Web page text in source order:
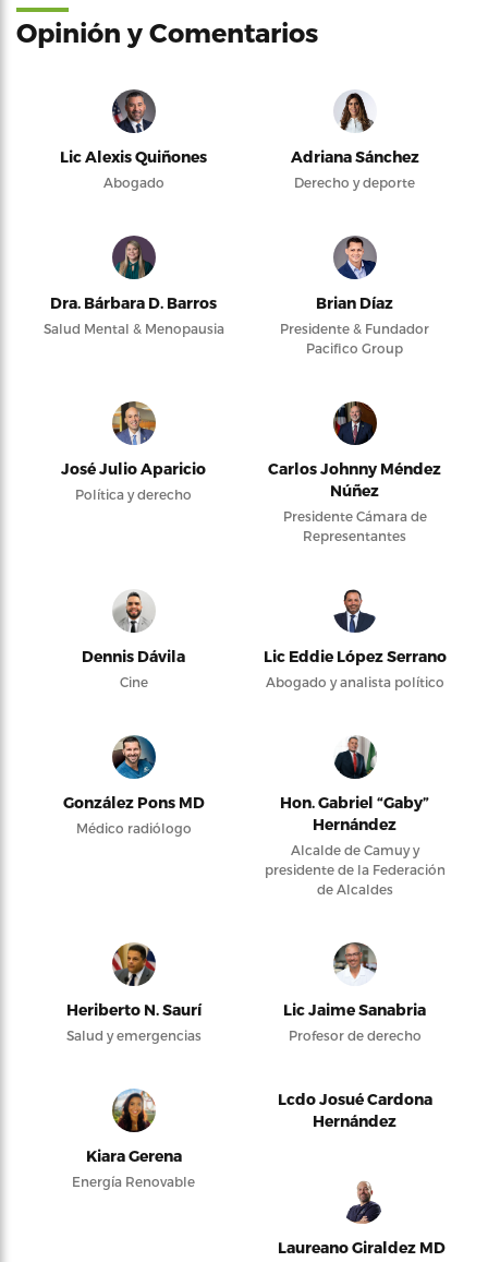
Opinión y Comentarios
Lic Alexis Quiñones
Abogado
Adriana Sánchez
Derecho y deporte
Dra. Bárbara D. Barros
Salud Mental & Menopausia
Brian Díaz
Presidente & Fundador
Pacifico Group
José Julio Aparicio
Política y derecho
Carlos Johnny Méndez
Núñez
Presidente Cámara de
Representantes
Dennis Dávila
Cine
Lic Eddie López Serrano
Abogado y analista político
González Pons MD
Médico radiólogo
Hon. Gabriel “Gaby”
Hernández
Alcalde de Camuy y
presidente de la Federación
de Alcaldes
Heriberto N. Saurí
Salud y emergencias
Lic Jaime Sanabria
Profesor de derecho
Kiara Gerena
Energía Renovable
Lcdo Josué Cardona
Hernández
Laureano Giraldez MD